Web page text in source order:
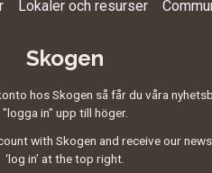
Lokaler och resurser
Skogen
hos Skogen så får du våra
"logga in" upp till höger.
with Skogen and receive our
‘log in’ at the top right.